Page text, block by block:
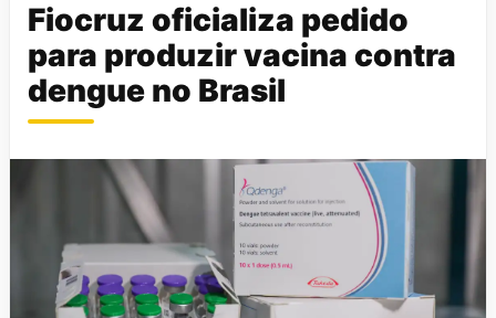
Fiocruz oficializa pedido
para produzir vacina contra
dengue no Brasil